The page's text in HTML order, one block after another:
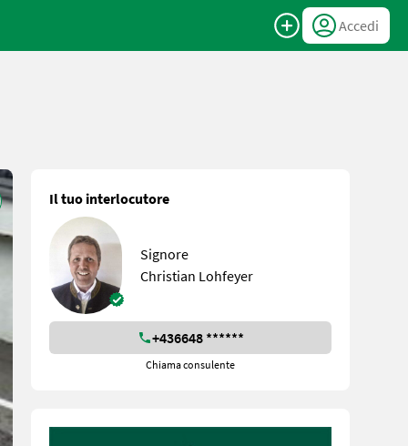
Accedi
Il tuo interlocutore
Signore
Christian Lohfeyer
+436648 ******
Chiama consulente